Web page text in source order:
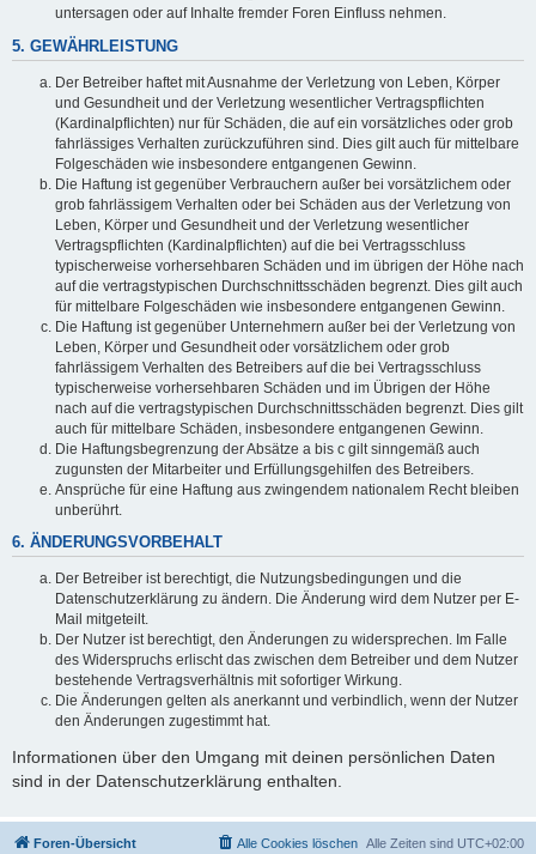
untersagen oder auf Inhalte fremder Foren Einfluss nehmen.
5. GEWÄHRLEISTUNG
Der Betreiber haftet mit Ausnahme der Verletzung von Leben, Körper
und Gesundheit und der Verletzung wesentlicher Vertragspflichten
(Kardinalpflichten) nur für Schäden, die auf ein vorsätzliches oder grob
fahrlässiges Verhalten zurückzuführen sind. Dies gilt auch für mittelbare
Folgeschäden wie insbesondere entgangenen Gewinn.
Die Haftung ist gegenüber Verbrauchern außer bei vorsätzlichem oder
grob fahrlässigem Verhalten oder bei Schäden aus der Verletzung von
Leben, Körper und Gesundheit und der Verletzung wesentlicher
Vertragspflichten (Kardinalpflichten) auf die bei Vertragsschluss
typischerweise vorhersehbaren Schäden und im übrigen der Höhe nach
auf die vertragstypischen Durchschnittsschäden begrenzt. Dies gilt auch
für mittelbare Folgeschäden wie insbesondere entgangenen Gewinn.
Die Haftung ist gegenüber Unternehmern außer bei der Verletzung von
Leben, Körper und Gesundheit oder vorsätzlichem oder grob
fahrlässigem Verhalten des Betreibers auf die bei Vertragsschluss
typischerweise vorhersehbaren Schäden und im Übrigen der Höhe
nach auf die vertragstypischen Durchschnittsschäden begrenzt. Dies gilt
auch für mittelbare Schäden, insbesondere entgangenen Gewinn.
Die Haftungsbegrenzung der Absätze a bis c gilt sinngemäß auch
zugunsten der Mitarbeiter und Erfüllungsgehilfen des Betreibers.
Ansprüche für eine Haftung aus zwingendem nationalem Recht bleiben
unberührt.
6. ÄNDERUNGSVORBEHALT
Der Betreiber ist berechtigt, die Nutzungsbedingungen und die
Datenschutzerklärung zu ändern. Die Änderung wird dem Nutzer per E-
Mail mitgeteilt.
Der Nutzer ist berechtigt, den Änderungen zu widersprechen. Im Falle
des Widerspruchs erlischt das zwischen dem Betreiber und dem Nutzer
bestehende Vertragsverhältnis mit sofortiger Wirkung.
Die Änderungen gelten als anerkannt und verbindlich, wenn der Nutzer
den Änderungen zugestimmt hat.
Informationen über den Umgang mit deinen persönlichen Daten
sind in der Datenschutzerklärung enthalten.
Foren-Übersicht Alle Zeiten sind UTC+02:00
Alle Cookies löschen